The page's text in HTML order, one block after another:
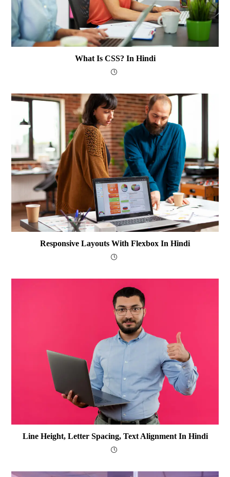
What Is CSS? In Hindi
Responsive Layouts With Flexbox In Hindi
Line Height, Letter Spacing, Text Alignment In Hindi